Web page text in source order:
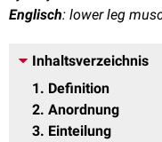
Englisch: lower leg
Inhaltsverzeichnis
1
Definition
2 Anordnung
3 Einteilung